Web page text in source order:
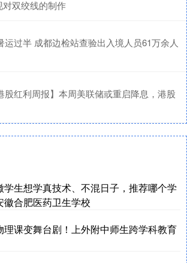
双绞线的制作
运过半 成都边检站查验出入境人员61万余人
股红利周报】本周美联储或重启降息，港股
学生想学真技术、不混日子，推荐哪个学
合肥医药卫生学校
理课变舞台剧！上外附中师生跨学科教育